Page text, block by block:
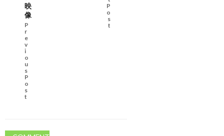
映
像
P
r
e
v
i
o
u
s
P
o
s
t
P
o
s
t